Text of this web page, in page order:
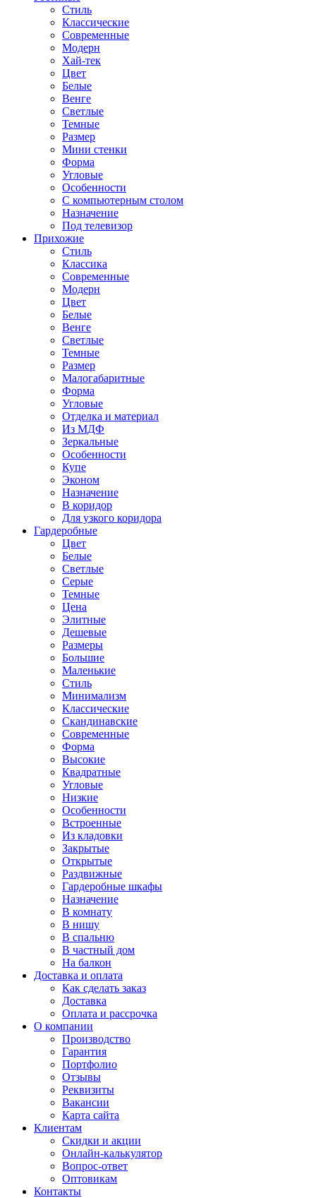
Стиль
Классические
Современные
Модерн
Хай-тек
Цвет
Белые
Венге
Светлые
Темные
Размер
Мини стенки
Форма
Угловые
Особенности
С компьютерным столом
Назначение
Под телевизор
Прихожие
Стиль
Классика
Современные
Модерн
Цвет
Белые
Венге
Светлые
Темные
Размер
Малогабаритные
Форма
Угловые
Отделка и материал
Из МДФ
Зеркальные
Особенности
Купе
Эконом
Назначение
В коридор
Для узкого коридора
Гардеробные
Цвет
Белые
Светлые
Серые
Темные
Цена
Элитные
Дешевые
Размеры
Большие
Маленькие
Стиль
Минимализм
Классические
Скандинавские
Современные
Форма
Высокие
Квадратные
Угловые
Низкие
Особенности
Встроенные
Из кладовки
Закрытые
Открытые
Раздвижные
Гардеробные шкафы
Назначение
В комнату
В нишу
В спальню
В частный дом
На балкон
Доставка и оплата
Как сделать заказ
Доставка
Оплата и рассрочка
О компании
Производство
Гарантия
Портфолио
Отзывы
Реквизиты
Вакансии
Карта сайта
Клиентам
Скидки и акции
Онлайн-калькулятор
Вопрос-ответ
Оптовикам
Контакты